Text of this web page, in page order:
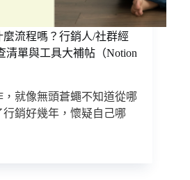
流程嗎？行銷人/社群經
清單與工具大補帖（Notion
就像無頭蒼蠅不知道從哪
銷好幾年，懷疑自己哪